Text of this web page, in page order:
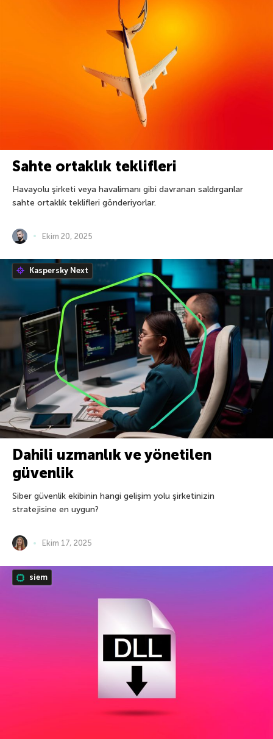
Sahte ortaklık teklifleri
Havayolu şirketi veya havalimanı gibi davranan saldırganlar
sahte ortaklık teklifleri gönderiyorlar.
Ekim 20, 2025
Kaspersky Next
Dahili uzmanlık ve yönetilen
güvenlik
Siber güvenlik ekibinin hangi gelişim yolu şirketinizin
stratejisine en uygun?
Ekim 17, 2025
siem